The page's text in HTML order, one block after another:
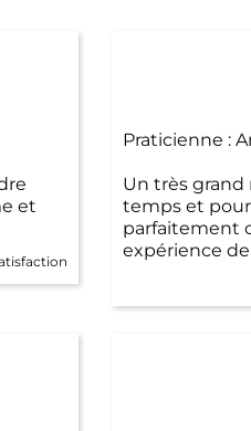
et
Praticienne :
Un très grand
temps et
parfaitement
expérience